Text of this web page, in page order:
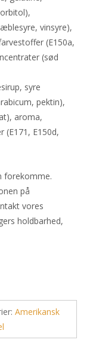
vinsyre),
(E150a,
(sød
syre
pektin),
aroma,
(E171, E150d,
forekomme.
på
vores
holdbarhed,
Amerikansk